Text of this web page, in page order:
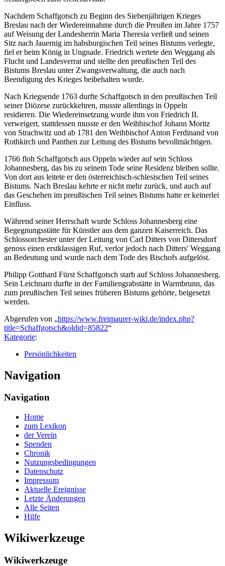
Nachdem Schaffgotsch zu Beginn des Siebenjährigen Krieges
Breslau nach der Wiedereinnahme durch die Preußen im Jahre 1757
auf Weisung der Landesherrin Maria Theresia verließ und seinen
Sitz nach Jauernig im habsburgischen Teil seines Bistums verlegte,
fiel er beim König in Ungnade. Friedrich wertete den Weggang als
Flucht und Landesverrat und stellte den preußischen Teil des
Bistums Breslau unter Zwangsverwaltung, die auch nach
Beendigung des Krieges beibehalten wurde.
Nach Kriegsende 1763 durfte Schaffgotsch in den preußischen Teil
seiner Diözese zurückkehren, musste allerdings in Oppeln
residieren. Die Wiedereinsetzung wurde ihm von Friedrich II.
verweigert, stattdessen musste er den Weihbischof Johann Moritz
von Strachwitz und ab 1781 den Weihbischof Anton Ferdinand von
Rothkirch und Panthen zur Leitung des Bistums bevollmächtigen.
1766 floh Schaffgotsch aus Oppeln wieder auf sein Schloss
Johannesberg, das bis zu seinem Tode seine Residenz bleiben sollte.
Von dort aus leitete er den österreichisch-schlesischen Teil seines
Bistums. Nach Breslau kehrte er nicht mehr zurück, und auch auf
das Geschehen im preußischen Teil seines Bistums hatte er keinerlei
Einfluss.
Während seiner Herrschaft wurde Schloss Johannesberg eine
Begegnungsstätte für Künstler aus dem ganzen Kaiserreich. Das
Schlossorchester unter der Leitung von Carl Ditters von Dittersdorf
genoss einen erstklassigen Ruf, verlor jedoch nach Ditters' Weggang
an Bedeutung und wurde nach dem Tode des Bischofs aufgelöst.
Philipp Gotthard Fürst Schaffgotsch starb auf Schloss Johannesberg.
Sein Leichnam durfte in der Familiengrabstätte in Warmbrunn, das
zum preußischen Teil seines früheren Bistums gehörte, beigesetzt
werden.
Abgerufen von „https://www.freimaurer-wiki.de/index.php?
title=Schaffgotsch&oldid=85822“
Kategorie:
Persönlichkeiten
Navigation
Navigation
Home
zum Lexikon
der Verein
Spenden
Chronik
Nutzungsbedingungen
Datenschutz
Impressum
Aktuelle Ereignisse
Letzte Änderungen
Alle Seiten
Hilfe
Wikiwerkzeuge
Wikiwerkzeuge